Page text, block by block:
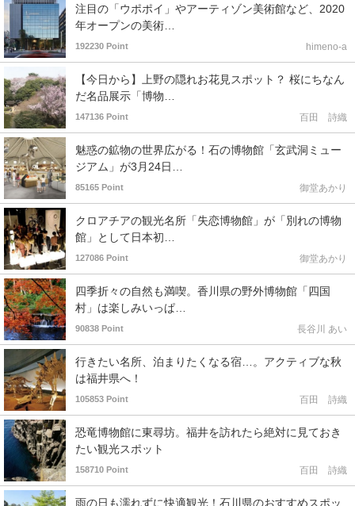
注目の「ウポポイ」やアーティゾン美術館など、2020
年オープンの美術…
192230 Point himeno-a
【今日から】上野の隠れお花見スポット？ 桜にちなん
だ名品展示「博物…
147136 Point 百田 詩織
魅惑の鉱物の世界広がる！石の博物館「玄武洞ミュー
ジアム」が3月24日…
85165 Point 御堂あかり
クロアチアの観光名所「失恋博物館」が「別れの博物
館」として日本初…
127086 Point 御堂あかり
四季折々の自然も満喫。香川県の野外博物館「四国
村」は楽しみいっぱ…
90838 Point 長谷川 あい
行きたい名所、泊まりたくなる宿…。アクティブな秋
は福井県へ！
105853 Point 百田 詩織
恐竜博物館に東尋坊。福井を訪れたら絶対に見ておき
たい観光スポット
158710 Point 百田 詩織
雨の日も濡れずに快適観光！石川県のおすすめスポッ